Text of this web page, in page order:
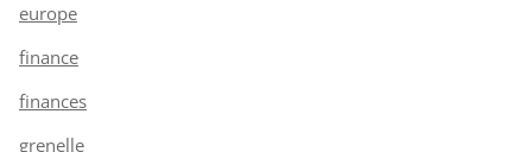
europe
finance
finances
grenelle